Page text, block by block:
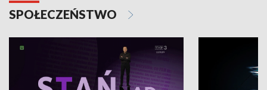
SPOŁECZEŃSTWO